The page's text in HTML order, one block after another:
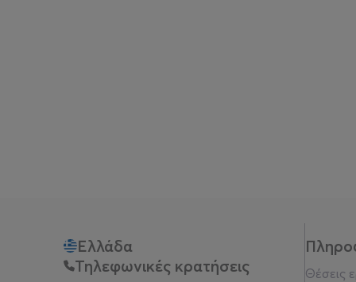
Ελλάδα
Τηλεφωνικές κρατήσεις
Θέσεις